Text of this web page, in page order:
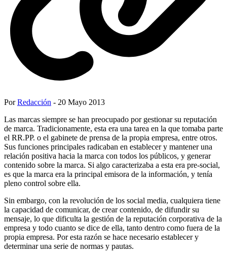
PorRedacción - 20 Mayo 2013
Las marcas siempre se han preocupado por gestionar su reputación
de marca. Tradicionamente, esta era una tarea en la que tomaba parte
el RR.PP. o el gabinete de prensa de la propia empresa, entre otros.
Sus funciones principales radicaban en establecer y mantener una
relación positiva hacia la marca con todos los públicos, y generar
contenido sobre la marca. Si algo caracterizaba a esta era pre-social,
es que la marca era la principal emisora de la información, y tenía
pleno control sobre ella.
Sin embargo, con la revolución de los social media, cualquiera tiene
la capacidad de comunicar, de crear contenido, de difundir su
mensaje, lo que dificulta la gestión de la reputación corporativa de la
empresa y todo cuanto se dice de ella, tanto dentro como fuera de la
propia empresa. Por esta razón se hace necesario establecer y
determinar una serie de normas y pautas.